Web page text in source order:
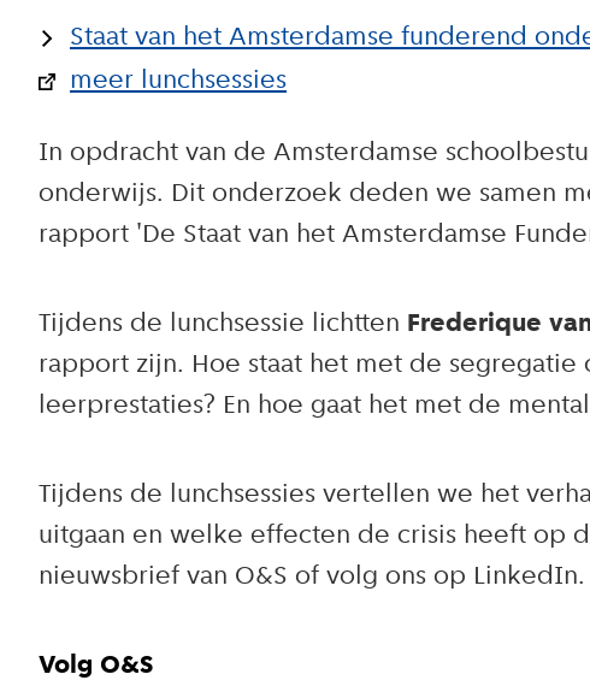
Staat van het Amsterdamse funderend
meer lunchsessies
In opdracht van de Amsterdamse
onderwijs. Dit onderzoek deden we samen
rapport 'De Staat van het Amsterdamse
Tijdens de lunchsessie lichtten Frederique
rapport zijn. Hoe staat het met de
leerprestaties? En hoe gaat het met de
Tijdens de lunchsessies vertellen we het
uitgaan en welke effecten de crisis heeft op
nieuwsbrief van O&S of volg ons op LinkedIn.
Volg O&S